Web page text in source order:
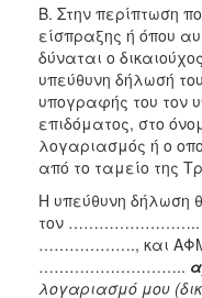
Β. Στην περίπτωση
είσπραξης ή όπου
δύναται ο
υπεύθυνη δήλωσή
υπογραφής του τον
επιδόματος, στο
λογαριασμός ή ο
από το ταμείο της
Η υπεύθυνη δήλωση
τον ……………………..
………………., και
………………………..
λογαριασμό μου